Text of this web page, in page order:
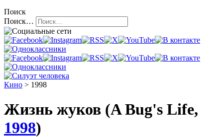
Поиск
Поиск…
Кино > 1998
Жизнь жуков (A Bug's Life,
1998)